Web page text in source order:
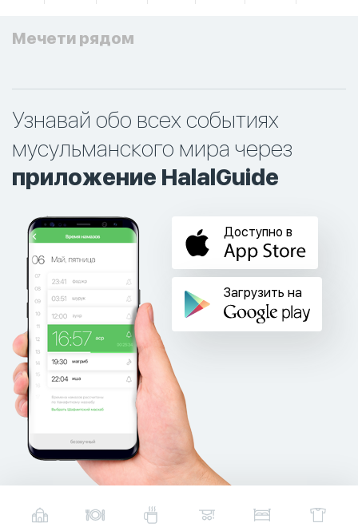
Мечети рядом
Узнавай обо всех событиях
мусульманского мира через
приложение HalalGuide
Доступно в
Загрузить на